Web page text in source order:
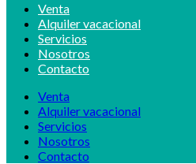
Venta
Alquiler vacacional
Servicios
Nosotros
Contacto
Venta
Alquiler vacacional
Servicios
Nosotros
Contacto